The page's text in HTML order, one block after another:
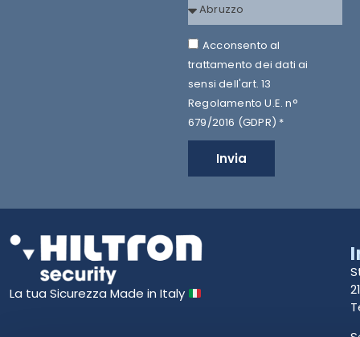
Acconsento al
trattamento dei dati ai
sensi dell'art. 13
Regolamento U.E. n°
679/2016 (GDPR) *
Invia
La tua Sicurezza Made in Italy